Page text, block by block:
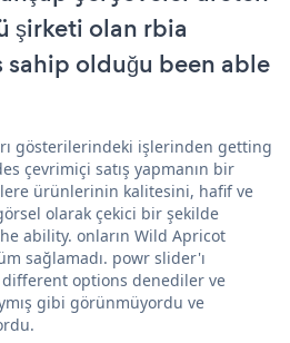
şirketi olan rbia
sahip olduğu been able
gösterilerindeki işlerinden getting
çevrimiçi satış yapmanın bir
ürünlerinin kalitesini, hafif ve
olarak çekici bir şekilde
ability. onların Wild Apricot
sağlamadı. powr slider'ı
options denediler ve
gibi görünmüyordu ve